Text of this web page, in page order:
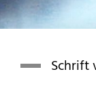
Schrift